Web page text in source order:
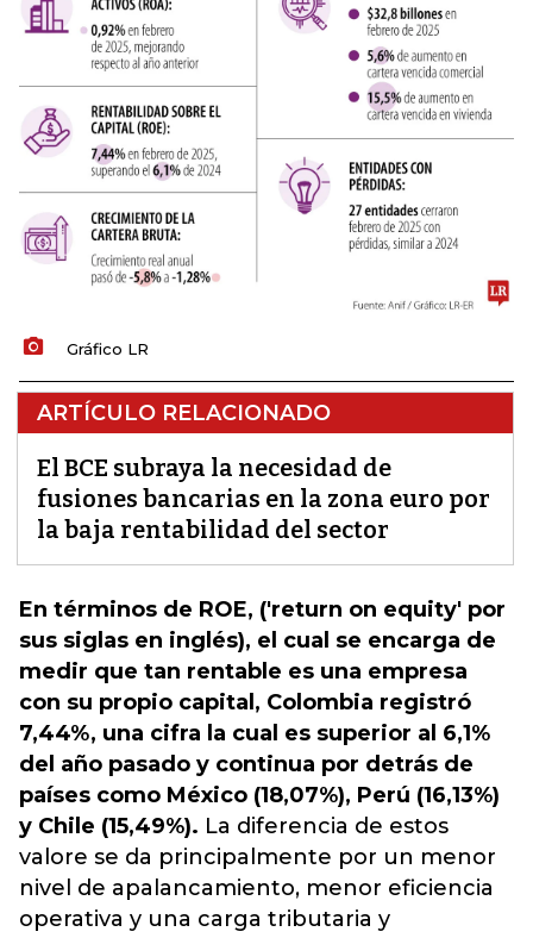
Gráfico LR
ARTÍCULO RELACIONADO
El BCE subraya la necesidad de
fusiones bancarias en la zona euro por
la baja rentabilidad del sector
En términos de ROE, ('return on equity' por
sus siglas en inglés), el cual se encarga de
medir que tan rentable es una empresa
con su propio capital, Colombia registró
7,44%, una cifra la cual es superior al 6,1%
del año pasado y continua por detrás de
países como México (18,07%), Perú (16,13%)
y Chile (15,49%). La diferencia de estos
valore se da principalmente por un menor
nivel de apalancamiento, menor eficiencia
operativa y una carga tributaria y